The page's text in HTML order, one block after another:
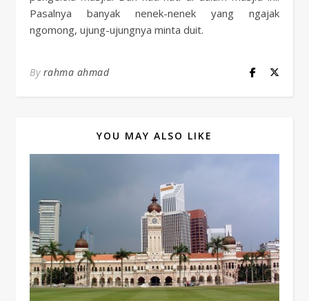
Pasalnya banyak nenek-nenek yang ngajak
ngomong, ujung-ujungnya minta duit.
By rahma ahmad
YOU MAY ALSO LIKE